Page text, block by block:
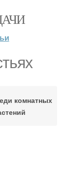
комнатных